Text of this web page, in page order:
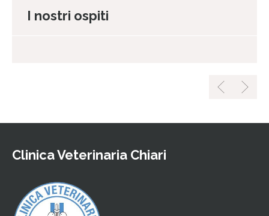
I nostri ospiti
Clinica Veterinaria Chiari